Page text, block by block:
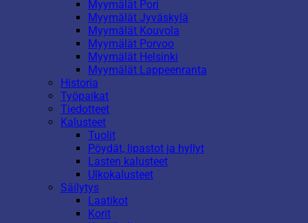
Myymälät Pori
Myymälät Jyväskylä
Myymälät Kouvola
Myymälät Porvoo
Myymälät Helsinki
Myymälät Lappeenranta
Historia
Työpaikat
Tiedotteet
Kalusteet
Tuolit
Pöydät, lipastot ja hyllyt
Lasten kalusteet
Ulkokalusteet
Säilytys
Laatikot
Korit